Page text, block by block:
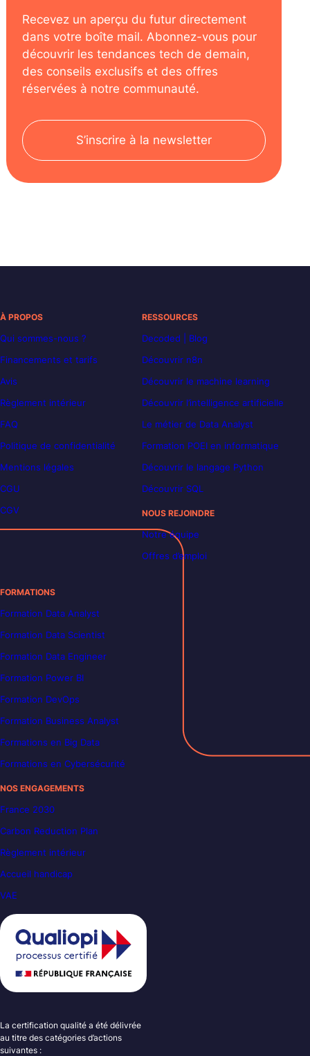
Recevez un aperçu du futur directement
dans votre boîte mail. Abonnez-vous pour
découvrir les tendances tech de demain,
des conseils exclusifs et des offres
réservées à notre communauté.
S’inscrire à la newsletter
À PROPOS
Qui sommes-nous ?
Financements et tarifs
Avis
Règlement intérieur
FAQ
Politique de confidentialité
Mentions légales
CGU
CGV
RESSOURCES
Decoded | Blog
Découvrir n8n
Découvrir le machine learning
Découvrir l’intelligence artificielle
Le métier de Data Analyst
Formation POEI en informatique
Découvrir le langage Python
Découvrir SQL
NOUS REJOINDRE
Notre équipe
Offres d’emploi
FORMATIONS
Formation Data Analyst
Formation Data Scientist
Formation Data Engineer
Formation Power BI
Formation DevOps
Formation Business Analyst
Formations en Big Data
Formations en Cybersécurité
NOS ENGAGEMENTS
France 2030
Carbon Reduction Plan
Règlement intérieur
Accueil handicap
VAE
La certification qualité a été délivrée
au titre des catégories d’actions
suivantes :